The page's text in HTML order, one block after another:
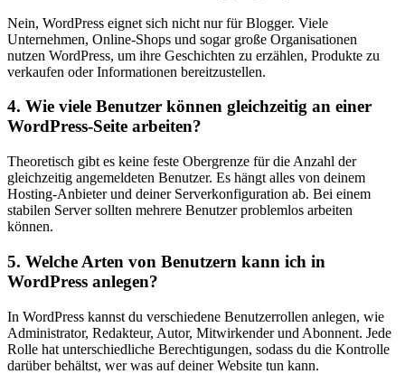
Nein, WordPress⁢ eignet sich nicht nur für Blogger. Viele
Unternehmen, Online-Shops und sogar große Organisationen
nutzen ⁢WordPress, um ⁤ihre Geschichten zu erzählen, Produkte zu
verkaufen oder Informationen bereitzustellen.
4. ‍Wie viele Benutzer können gleichzeitig an ⁤einer
WordPress-Seite arbeiten?
Theoretisch gibt es keine feste Obergrenze für ⁢die Anzahl‍ der
gleichzeitig angemeldeten Benutzer. Es hängt⁤ alles von deinem
Hosting-Anbieter und deiner Serverkonfiguration ab. Bei einem
stabilen Server sollten mehrere Benutzer problemlos arbeiten
können.
5. Welche Arten von‌ Benutzern kann ich in
WordPress⁤ anlegen?
In WordPress kannst du verschiedene Benutzerrollen anlegen, ⁣wie‍
Administrator, Redakteur, Autor, Mitwirkender und Abonnent. Jede
Rolle⁤ hat‌ unterschiedliche Berechtigungen, sodass du die Kontrolle
darüber behältst, wer was auf deiner Website tun kann.